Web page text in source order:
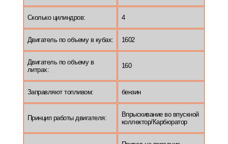
Сколько цилиндров: 4
Двигатель по объему в кубах: 1602
Двигатель по объему в
литрах:
160
Заправляют топливом: бензин
Принцип работы двигателя:
Впрыскивание во впускной
коллектор/Карбюратор